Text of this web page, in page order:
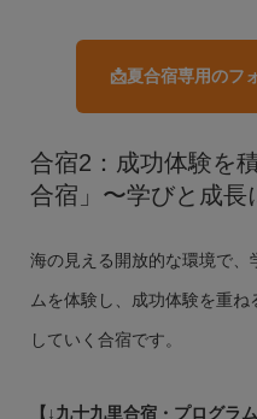
📩夏合宿専用のフ
合宿2：成功体験を
合宿」〜学びと成長
海の見える開放的な環境で、
ムを体験し、成功体験を重
していく合宿です。
【↓九十九里合宿・プログラム